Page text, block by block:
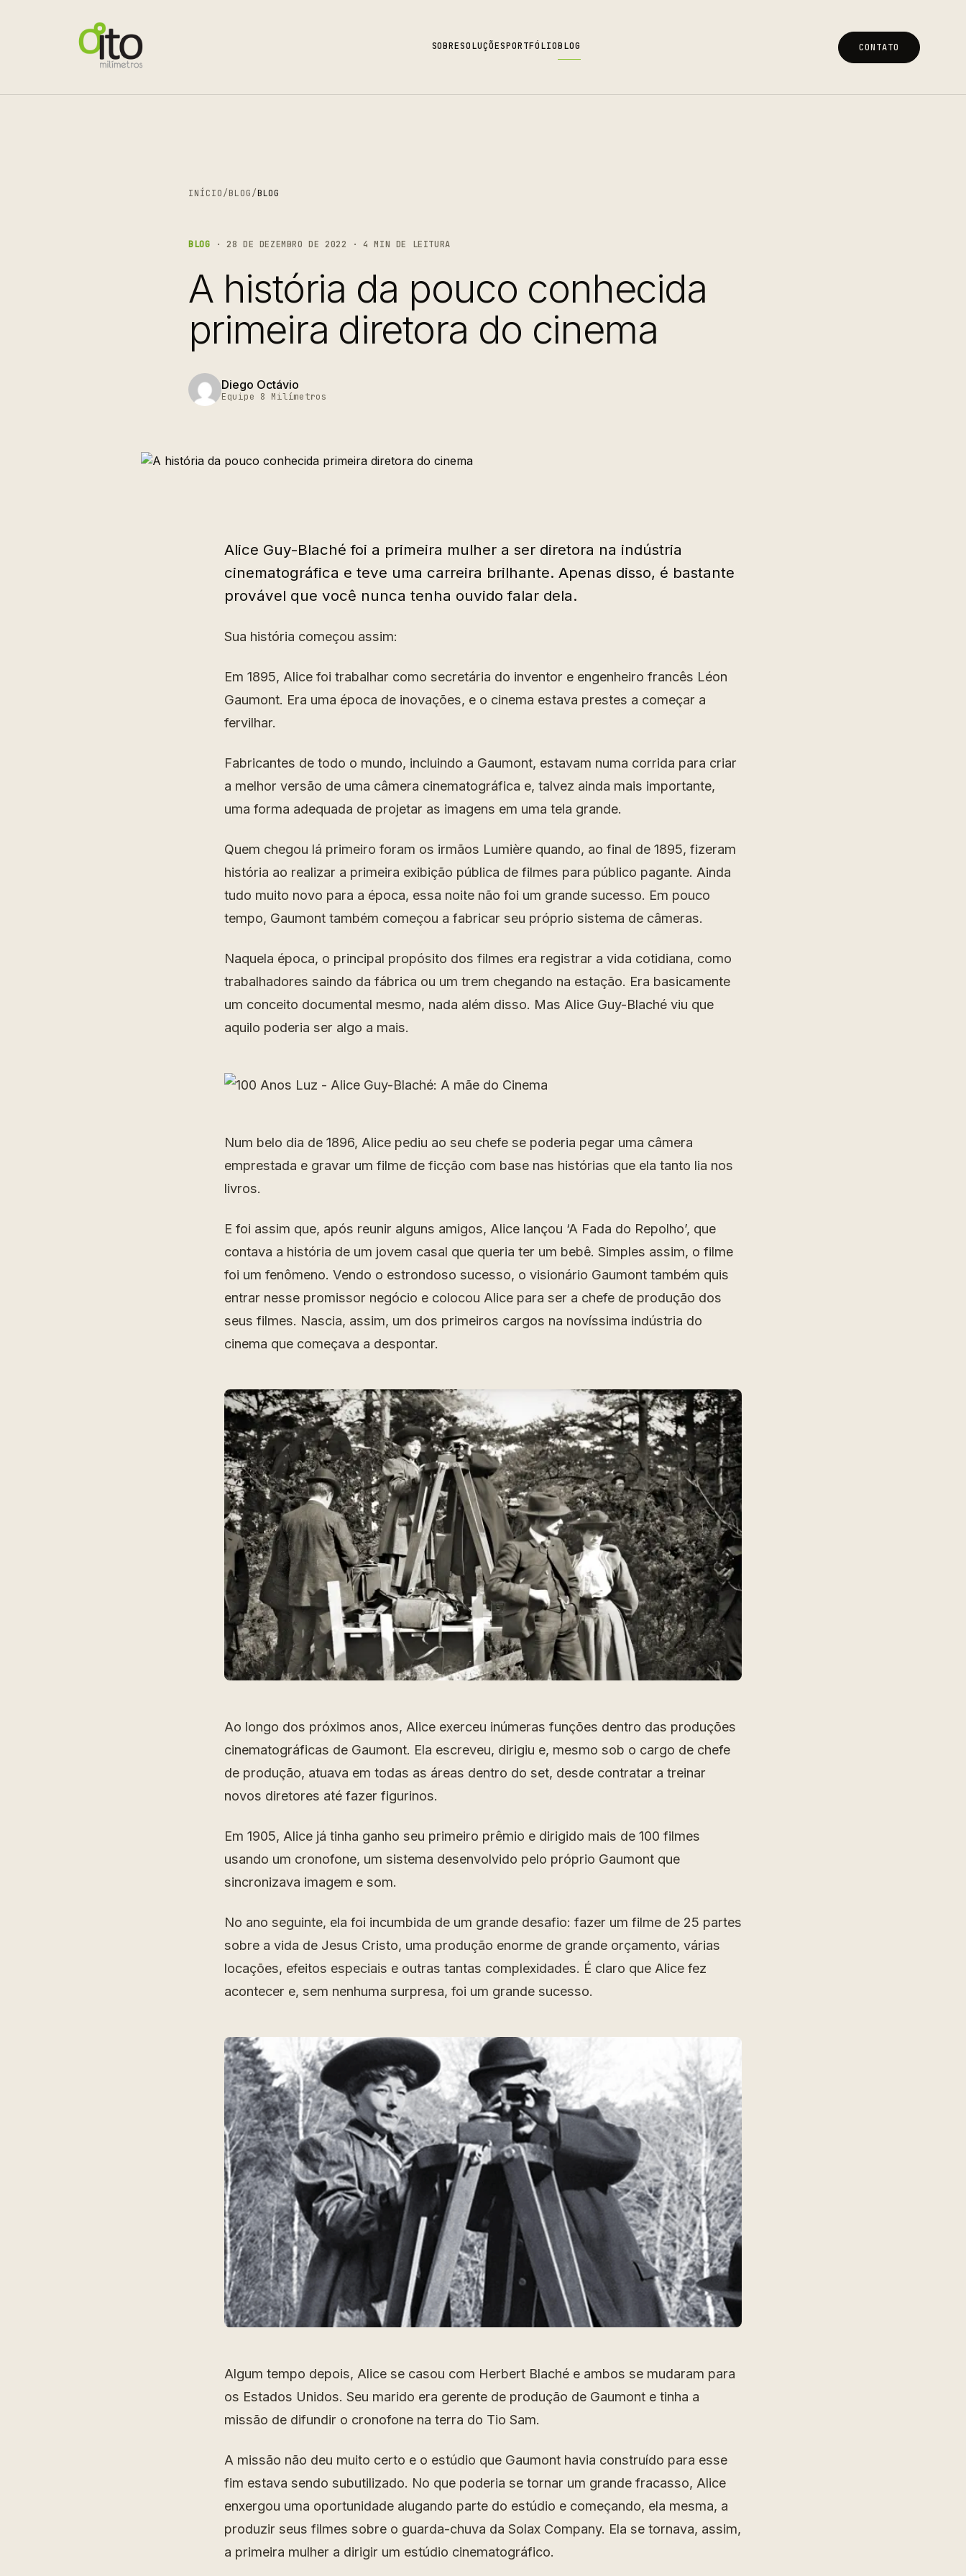
SOBRESOLUÇÕESPORTFÓLIOBLOG CONTATO
INÍCIO/BLOG/BLOG
BLOG · 28 DE DEZEMBRO DE 2022 · 4 MIN DE LEITURA
A história da pouco conhecida
primeira diretora do cinema
Diego Octávio
Equipe 8 Milímetros
Alice Guy-Blaché foi a primeira mulher a ser diretora na indústria
cinematográfica e teve uma carreira brilhante. Apenas disso, é bastante
provável que você nunca tenha ouvido falar dela.
Sua história começou assim:
Em 1895, Alice foi trabalhar como secretária do inventor e engenheiro francês Léon
Gaumont. Era uma época de inovações, e o cinema estava prestes a começar a
fervilhar.
Fabricantes de todo o mundo, incluindo a Gaumont, estavam numa corrida para criar
a melhor versão de uma câmera cinematográfica e, talvez ainda mais importante,
uma forma adequada de projetar as imagens em uma tela grande.
Quem chegou lá primeiro foram os irmãos Lumière quando, ao final de 1895, fizeram
história ao realizar a primeira exibição pública de filmes para público pagante. Ainda
tudo muito novo para a época, essa noite não foi um grande sucesso. Em pouco
tempo, Gaumont também começou a fabricar seu próprio sistema de câmeras.
Naquela época, o principal propósito dos filmes era registrar a vida cotidiana, como
trabalhadores saindo da fábrica ou um trem chegando na estação. Era basicamente
um conceito documental mesmo, nada além disso. Mas Alice Guy-Blaché viu que
aquilo poderia ser algo a mais.
Num belo dia de 1896, Alice pediu ao seu chefe se poderia pegar uma câmera
emprestada e gravar um filme de ficção com base nas histórias que ela tanto lia nos
livros.
E foi assim que, após reunir alguns amigos, Alice lançou ‘A Fada do Repolho’, que
contava a história de um jovem casal que queria ter um bebê. Simples assim, o filme
foi um fenômeno. Vendo o estrondoso sucesso, o visionário Gaumont também quis
entrar nesse promissor negócio e colocou Alice para ser a chefe de produção dos
seus filmes. Nascia, assim, um dos primeiros cargos na novíssima indústria do
cinema que começava a despontar.
Ao longo dos próximos anos, Alice exerceu inúmeras funções dentro das produções
cinematográficas de Gaumont. Ela escreveu, dirigiu e, mesmo sob o cargo de chefe
de produção, atuava em todas as áreas dentro do set, desde contratar a treinar
novos diretores até fazer figurinos.
Em 1905, Alice já tinha ganho seu primeiro prêmio e dirigido mais de 100 filmes
usando um cronofone, um sistema desenvolvido pelo próprio Gaumont que
sincronizava imagem e som.
No ano seguinte, ela foi incumbida de um grande desafio: fazer um filme de 25 partes
sobre a vida de Jesus Cristo, uma produção enorme de grande orçamento, várias
locações, efeitos especiais e outras tantas complexidades. É claro que Alice fez
acontecer e, sem nenhuma surpresa, foi um grande sucesso.
Algum tempo depois, Alice se casou com Herbert Blaché e ambos se mudaram para
os Estados Unidos. Seu marido era gerente de produção de Gaumont e tinha a
missão de difundir o cronofone na terra do Tio Sam.
A missão não deu muito certo e o estúdio que Gaumont havia construído para esse
fim estava sendo subutilizado. No que poderia se tornar um grande fracasso, Alice
enxergou uma oportunidade alugando parte do estúdio e começando, ela mesma, a
produzir seus filmes sobre o guarda-chuva da Solax Company. Ela se tornava, assim,
a primeira mulher a dirigir um estúdio cinematográfico.